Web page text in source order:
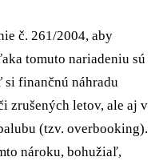
č. 261/2004, aby
tomuto nariadeniu sú
finančnú náhradu
zrušených letov, ale aj v
(tzv. overbooking).
nároku, bohužiaľ,